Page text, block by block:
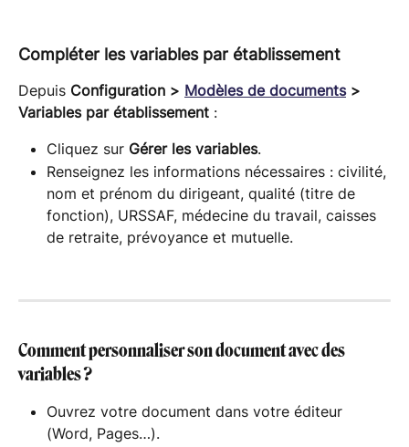
Compléter les variables par établissement
Depuis Configuration > Modèles de documents >
Variables par établissement :
Cliquez sur Gérer les variables.
Renseignez les informations nécessaires : civilité,
nom et prénom du dirigeant, qualité (titre de
fonction), URSSAF, médecine du travail, caisses
de retraite, prévoyance et mutuelle.
Comment personnaliser son document avec des
variables ?
Ouvrez votre document dans votre éditeur
(Word, Pages…).